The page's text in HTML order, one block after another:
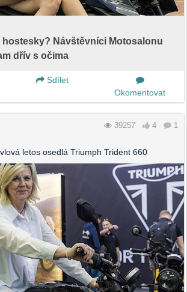
hostesky? Návštěvníci Motosalonu
dřív s očima
Sdílet
Okomentovat
39257 4 1
letos osedlá Triumph Trident 660